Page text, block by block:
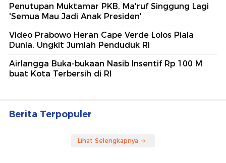
Penutupan Muktamar PKB, Ma'ruf Singgung Lagi
'Semua Mau Jadi Anak Presiden'
Video Prabowo Heran Cape Verde Lolos Piala
Dunia, Ungkit Jumlah Penduduk RI
Airlangga Buka-bukaan Nasib Insentif Rp 100 M
buat Kota Terbersih di RI
Berita Terpopuler
Lihat Selengkapnya